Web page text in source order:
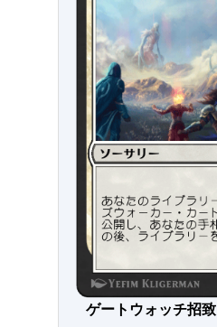
ゲートウォッチ招致